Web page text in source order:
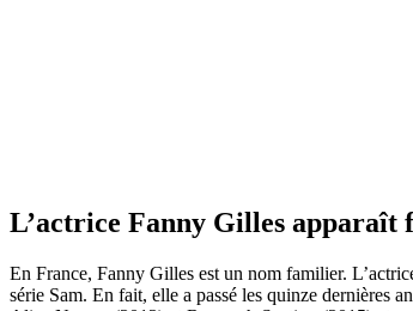
L’actrice Fanny Gilles apparaît
En France, Fanny Gilles est un nom familier.
série Sam. En fait, elle a passé les quinze dernières